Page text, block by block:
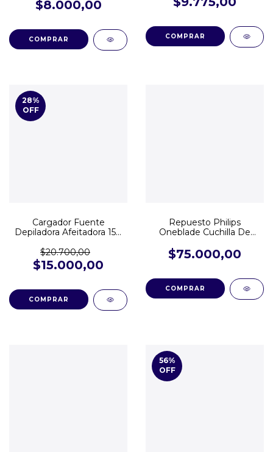
$8.000,00
28%
OFF
Cargador Fuente
Depiladora Afeitadora 15V
QT4021 S5420 AT898
S5582 QC5130 QC5330
QC5560 QP6530 S7783
$20.700,00
$15.000,00
Repuesto Philips
Oneblade Cuchilla De
$75.000,00
56%
OFF